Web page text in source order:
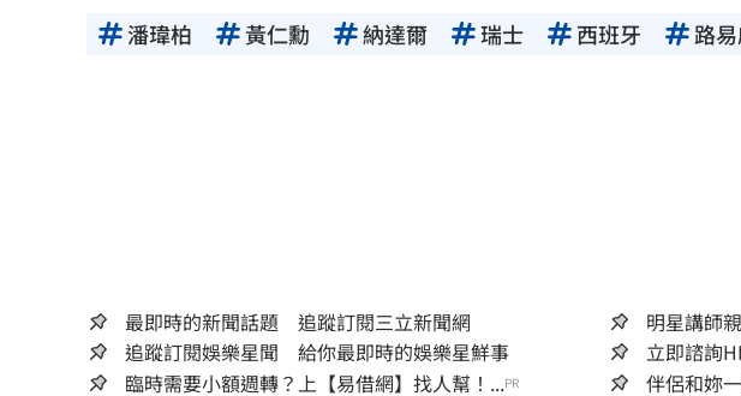
潘瑋柏 黃仁勳 納達爾 瑞士 西班牙 路
最即時的新聞話題 追蹤訂閱三立新聞網
明星講師
追蹤訂閱娛樂星聞 給你最即時的娛樂星鮮事
立即諮詢
臨時需要小額週轉？上【易借網】找人幫！...PR 伴侶和妳